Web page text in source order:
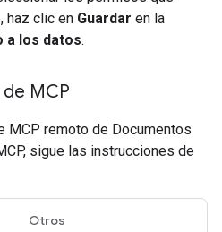
haz clic en Guardar en la
a los datos.
MCP
MCP remoto de Documentos
sigue las instrucciones de
Otros